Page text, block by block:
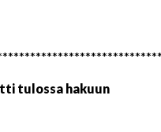
tulossa hakuun